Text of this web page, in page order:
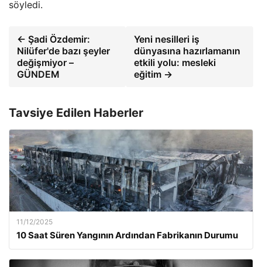
söyledi.
← Şadi Özdemir:
Nilüfer'de bazı şeyler
değişmiyor –
GÜNDEM
Yeni nesilleri iş
dünyasına hazırlamanın
etkili yolu: mesleki
eğitim →
Tavsiye Edilen Haberler
11/12/2025
10 Saat Süren Yangının Ardından Fabrikanın Durumu